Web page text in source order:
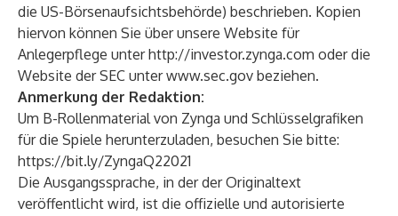
die US-Börsenaufsichtsbehörde) beschrieben. Kopien
hiervon können Sie über unsere Website für
Anlegerpflege unterhttp://investor.zynga.com oder die
Website der SEC unterwww.sec.gov beziehen.
Anmerkung der Redaktion:
Um B-Rollenmaterial von Zynga und Schlüsselgrafiken
für die Spiele herunterzuladen, besuchen Sie bitte:
https://bit.ly/ZyngaQ22021
Die Ausgangssprache, in der der Originaltext
veröffentlicht wird, ist die offizielle und autorisierte